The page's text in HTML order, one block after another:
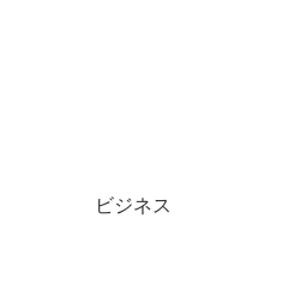
ビジネス